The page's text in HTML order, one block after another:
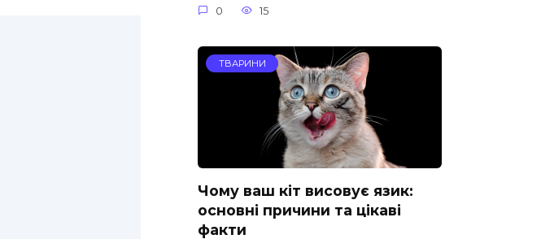
0 15
ТВАРИНИ
Чому ваш кіт висовує язик:
основні причини та цікаві
факти